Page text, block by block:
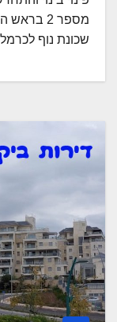
מספר 2
שכונת נוף